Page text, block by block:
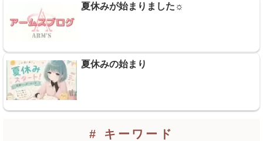
夏休みが始まりました☼
夏休みの始まり
# キーワード